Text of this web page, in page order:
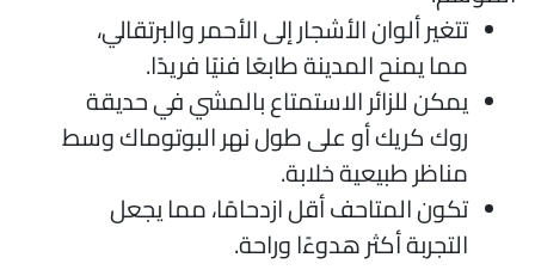
تتغير ألوان الأشجار إلى الأحمر والبرتقالي،
مما يمنح المدينة طابعًا فنيًا فريدًا.
يمكن للزائر الاستمتاع بالمشي في حديقة
روك كريك أو على طول نهر البوتوماك وسط
مناظر طبيعية خلابة.
تكون المتاحف أقل ازدحامًا، مما يجعل
التجربة أكثر هدوءًا وراحة.